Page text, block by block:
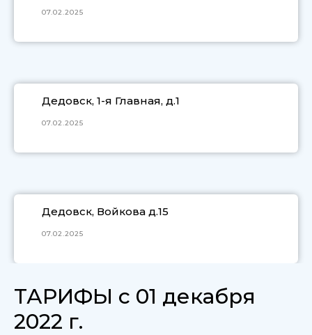
07.02.2025
Дедовск, 1-я Главная, д.1
07.02.2025
Дедовск, Войкова д.15
07.02.2025
ТАРИФЫ с 01 декабря
2022 г.